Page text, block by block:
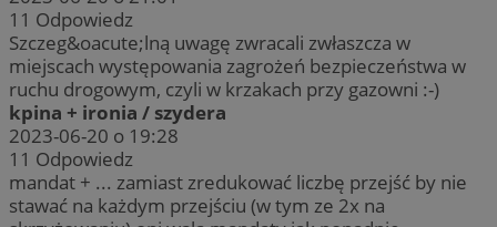
11 Odpowiedz
Szczeg&oacute;lną uwagę zwracali zwłaszcza w
miejscach występowania zagrożeń bezpieczeństwa w
ruchu drogowym, czyli w krzakach przy gazowni :-)
kpina + ironia / szydera
2023-06-20 o 19:28
11 Odpowiedz
mandat + ... zamiast zredukować liczbę przejść by nie
stawać na każdym przejściu (w tym ze 2x na